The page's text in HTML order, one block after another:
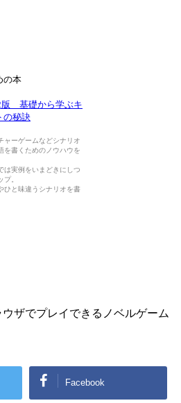
ザでプレイできるノベルゲーム
Facebook